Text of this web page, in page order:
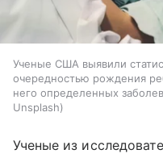
Ученые США выявили
очередностью рождения
него определенных
Unsplash
Ученые из